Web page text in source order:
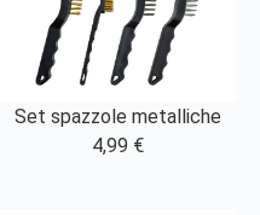
Set spazzole metalliche
4,99 €